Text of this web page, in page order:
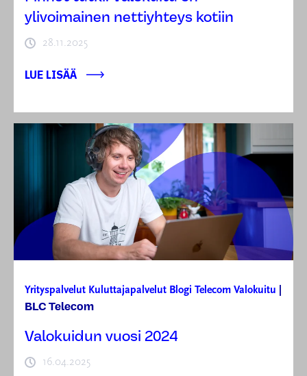
ylivoimainen nettiyhteys kotiin
28.11.2025
LUE LISÄÄ
Yrityspalvelut Kuluttajapalvelut Blogi Telecom Valokuitu
BLC Telecom
Valokuidun vuosi 2024
16.04.2025